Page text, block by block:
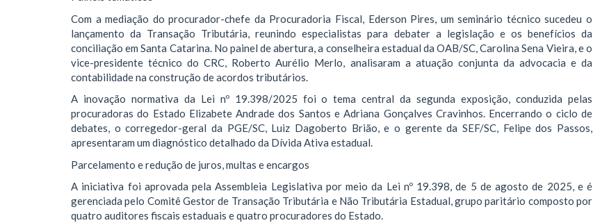
Com a mediação do procurador-chefe da Procuradoria Fiscal, Ederson Pires, um seminário técnico sucedeu o
lançamento da Transação Tributária, reunindo especialistas para debater a legislação e os benefícios da
conciliação em Santa Catarina. No painel de abertura, a conselheira estadual da OAB/SC, Carolina Sena Vieira, e o
vice-presidente técnico do CRC, Roberto Aurélio Merlo, analisaram a atuação conjunta da advocacia e da
contabilidade na construção de acordos tributários.
A inovação normativa da Lei nº 19.398/2025 foi o tema central da segunda exposição, conduzida pelas
procuradoras do Estado Elizabete Andrade dos Santos e Adriana Gonçalves Cravinhos. Encerrando o ciclo de
debates, o corregedor-geral da PGE/SC, Luiz Dagoberto Brião, e o gerente da SEF/SC, Felipe dos Passos,
apresentaram um diagnóstico detalhado da Dívida Ativa estadual.
Parcelamento e redução de juros, multas e encargos
A iniciativa foi aprovada pela Assembleia Legislativa por meio da Lei nº 19.398, de 5 de agosto de 2025, e é
gerenciada pelo Comitê Gestor de Transação Tributária e Não Tributária Estadual, grupo paritário composto por
quatro auditores fiscais estaduais e quatro procuradores do Estado.